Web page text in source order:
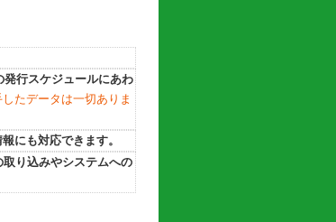
行スケジュールにあわ
たデータは一切ありま
にも対応できます。
り込みやシステムへの